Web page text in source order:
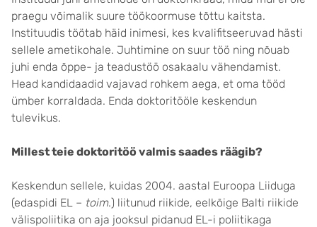
praegu võimalik suure töökoormuse tõttu kaitsta.
Instituudis töötab häid inimesi, kes kvalifitseeruvad hästi
sellele ametikohale. Juhtimine on suur töö ning nõuab
juhi enda õppe- ja teadustöö osakaalu vähendamist.
Head kandidaadid vajavad rohkem aega, et oma tööd
ümber korraldada. Enda doktoritööle keskendun
tulevikus.
Millest teie doktoritöö valmis saades räägib?
Keskendun sellele, kuidas 2004. aastal Euroopa Liiduga
(edaspidi EL – toim.) liitunud riikide, eelkõige Balti riikide
välispoliitika on aja jooksul pidanud EL-i poliitikaga